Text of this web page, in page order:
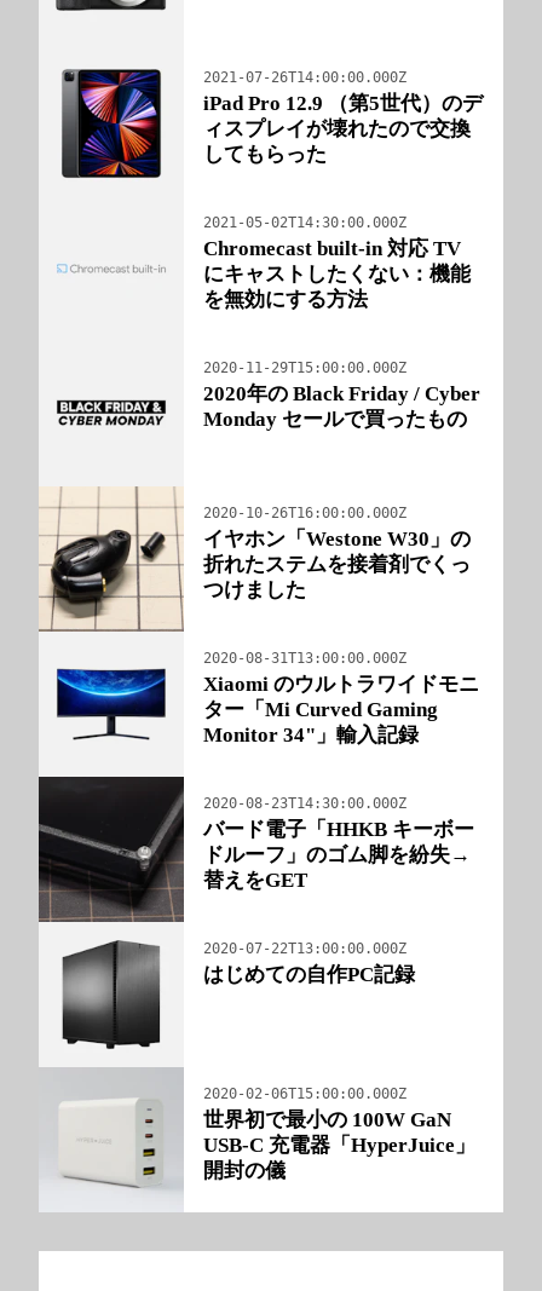
2021-07-26T14:00:00.000Z
iPad Pro 12.9 （第5世代）のデ
ィスプレイが壊れたので交換
してもらった
2021-05-02T14:30:00.000Z
Chromecast built-in 対応 TV
にキャストしたくない：機能
を無効にする方法
2020-11-29T15:00:00.000Z
2020年の Black Friday / Cyber
Monday セールで買ったもの
2020-10-26T16:00:00.000Z
イヤホン「Westone W30」の
折れたステムを接着剤でくっ
つけました
2020-08-31T13:00:00.000Z
Xiaomi のウルトラワイドモニ
ター「Mi Curved Gaming
Monitor 34"」輸入記録
2020-08-23T14:30:00.000Z
バード電子「HHKB キーボー
ドルーフ」のゴム脚を紛失→
替えをGET
2020-07-22T13:00:00.000Z
はじめての自作PC記録
2020-02-06T15:00:00.000Z
世界初で最小の 100W GaN
USB-C 充電器「HyperJuice」
開封の儀